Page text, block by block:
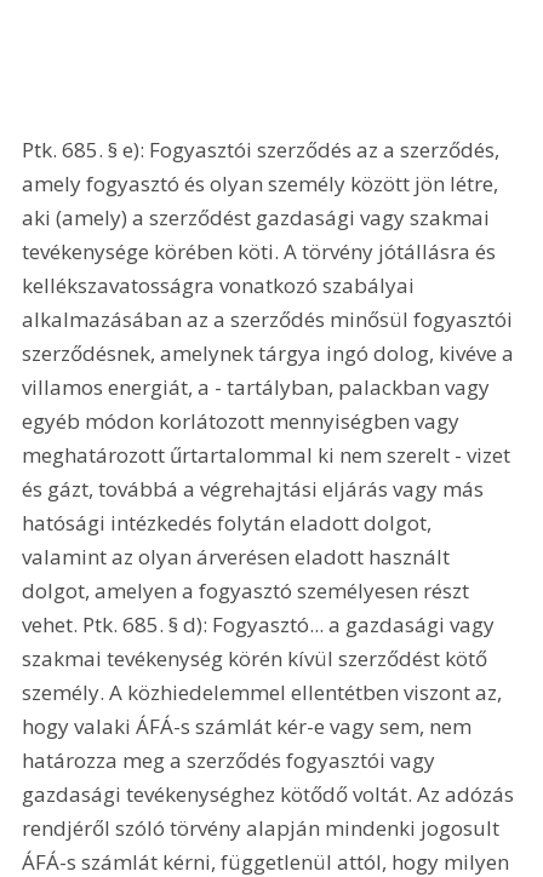
Ptk. 685. § e): Fogyasztói szerződés az a szerződés,
amely fogyasztó és olyan személy között jön létre,
aki (amely) a szerződést gazdasági vagy szakmai
tevékenysége körében köti. A törvény jótállásra és
kellékszavatosságra vonatkozó szabályai
alkalmazásában az a szerződés minősül fogyasztói
szerződésnek, amelynek tárgya ingó dolog, kivéve a
villamos energiát, a - tartályban, palackban vagy
egyéb módon korlátozott mennyiségben vagy
meghatározott űrtartalommal ki nem szerelt - vizet
és gázt, továbbá a végrehajtási eljárás vagy más
hatósági intézkedés folytán eladott dolgot,
valamint az olyan árverésen eladott használt
dolgot, amelyen a fogyasztó személyesen részt
vehet. Ptk. 685. § d): Fogyasztó... a gazdasági vagy
szakmai tevékenység körén kívül szerződést kötő
személy. A közhiedelemmel ellentétben viszont az,
hogy valaki ÁFÁ-s számlát kér-e vagy sem, nem
határozza meg a szerződés fogyasztói vagy
gazdasági tevékenységhez kötődő voltát. Az adózás
rendjéről szóló törvény alapján mindenki jogosult
ÁFÁ-s számlát kérni, függetlenül attól, hogy milyen